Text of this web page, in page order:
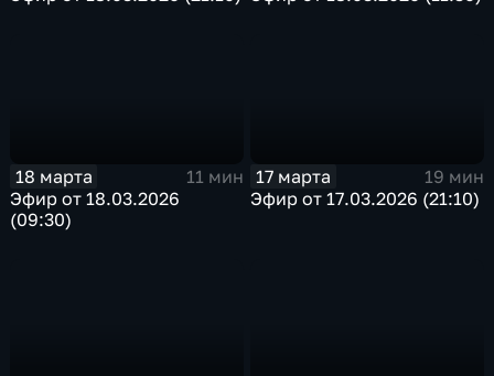
18 марта
11 мин
Эфир от 18.03.2026
(09:30)
17 марта
19 мин
Эфир от 17.03.2026 (21:10)